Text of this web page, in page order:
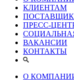
КЛИЕНТАМ
ПРЕСС-
ВАКАНСИИ
КОНТАКТЫ
О